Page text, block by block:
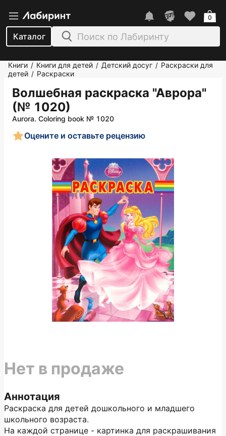
Каталог
0
Книги / Книги для детей / Детский досуг / Раскраски для
детей / Раскраски
Волшебная раскраска "Аврора"
(№ 1020)
Aurora. Coloring book № 1020
Оцените и оставьте рецензию
Аннотация
Раскраска для детей дошкольного и младшего
школьного возраста.
На каждой странице - картинка для раскрашивания
Нет в продаже